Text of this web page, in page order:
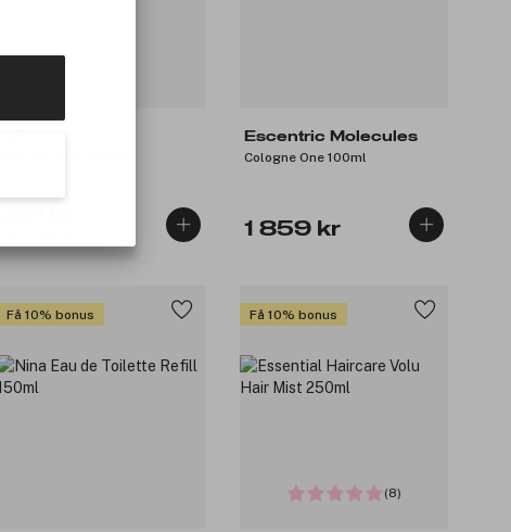
Escentric Molecules
Cologne One 100ml
1 859 kr
Få 10% bonus Få 10% bonus
(8)